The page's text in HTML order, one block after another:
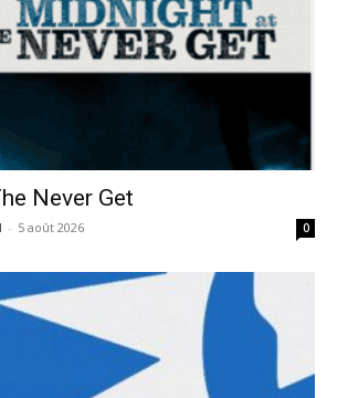
Never Get
- 5 août 2026 0